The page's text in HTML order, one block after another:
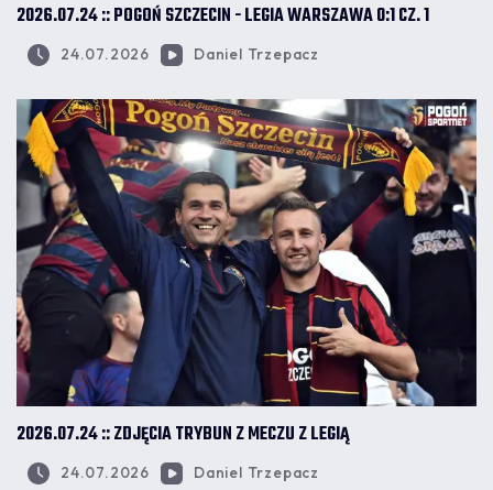
2026.07.24 :: POGOŃ SZCZECIN - LEGIA WARSZAWA 0:1 CZ. 1
24.07.2026 Daniel Trzepacz
2026.07.24 :: ZDJĘCIA TRYBUN Z MECZU Z LEGIĄ
24.07.2026 Daniel Trzepacz